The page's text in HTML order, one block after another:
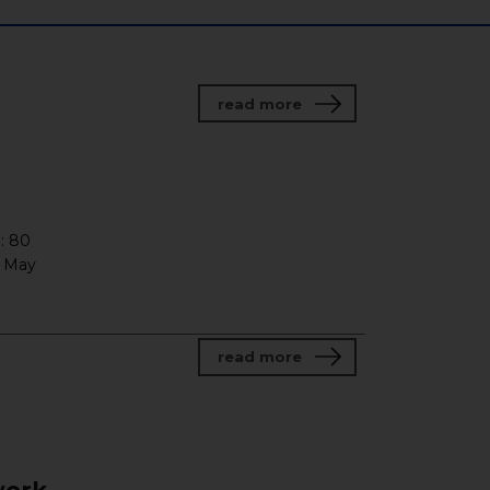
80
read moreabout Jacaszek/
read moreabout Amplifying